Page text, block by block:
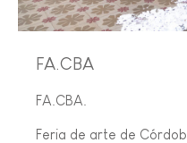
FA.CBA
FA.CBA.
Feria de arte de